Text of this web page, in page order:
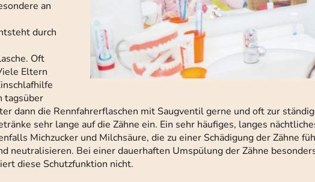
an
durch
Oft
Eltern
tagsüber
dann die Rennfahrerflaschen mit Saugventil gerne und oft zur
sehr lange auf die Zähne ein. Ein sehr häufiges, langes
Michzucker und Milchsäure, die zu einer Schädigung der Zähne
neutralisieren. Bei einer dauerhaften Umspülung der Zähne
diese Schutzfunktion nicht.